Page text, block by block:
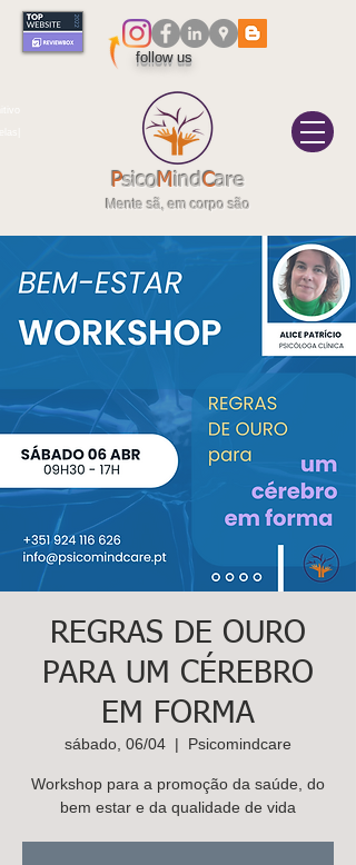
PsicoMindCare
Mente sã, em corpo são
follow us
KidsCare
Contacte-
nos,
soluçã
o!
Marcar
REGRAS DE OURO
PARA UM CÉREBRO
EM FORMA
sábado, 06/04
  |
Psicomindcare
Workshop para a promoção da saúde, do
bem estar e da qualidade de vida